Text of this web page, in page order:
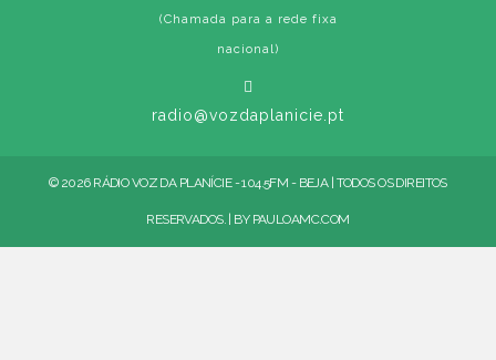
(Chamada para a rede fixa
nacional)
radio@vozdaplanicie.pt
© 2026 RÁDIO VOZ DA PLANÍCIE - 104.5FM - BEJA | TODOS OS DIREITOS
RESERVADOS. | BY PAULOAMC.COM